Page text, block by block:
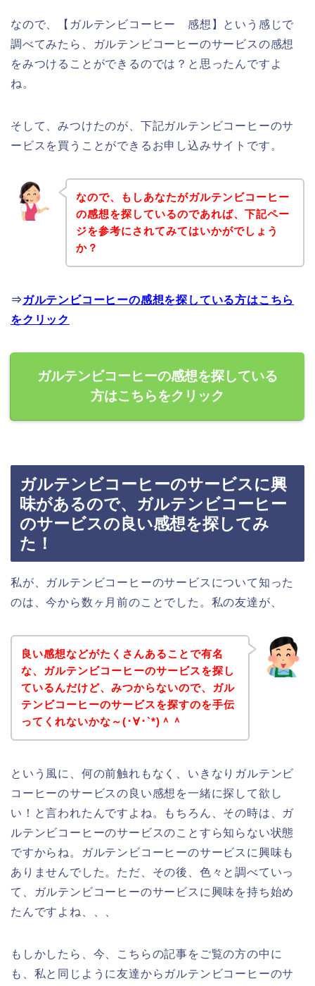
なので、【ガルテンビコーヒー 感想】という感じで
調べてみたら、ガルテンビコーヒーのサービスの感想
をみつけることができるのでは？と思ったんですよ
ね。
そして、みつけたのが、下記ガルテンビコーヒーのサ
ービスを買うことができるお申し込みサイトです。
なので、もしあなたがガルテンビコーヒー
の感想を探しているのであれば、下記ペー
ジを参考にされてみてはいかがでしょう
か？
⇒ ガルテンビコーヒーの感想を探している方はこちら
をクリック
ガルテンビコーヒーの感想を探している
方はこちらをクリック
ガルテンビコーヒーのサービスに興
味があるので、ガルテンビコーヒー
のサービスの良い感想を探してみ
た！
私が、ガルテンビコーヒーのサービスについて知った
のは、今から数ヶ月前のことでした。私の友達が、
良い感想などがたくさんあることで有名
な、ガルテンビコーヒーのサービスを探し
ているんだけど、みつからないので、ガル
テンビコーヒーのサービスを探すのを手伝
ってくれないかな～(･∀･`*)＾＾
という風に、何の前触れもなく、いきなりガルテンビ
コーヒーのサービスの良い感想を一緒に探して欲し
い！と言われたんですよね。もちろん、その時は、ガ
ルテンビコーヒーのサービスのことすら知らない状態
ですからね。ガルテンビコーヒーのサービスに興味も
ありませんでした。ただ、その後、色々と調べていっ
て、ガルテンビコーヒーのサービスに興味を持ち始め
たんですよね、、、
もしかしたら、今、こちらの記事をご覧の方の中に
も、私と同じように友達からガルテンビコーヒーのサ